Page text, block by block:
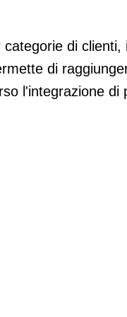
di clienti,
di
l'integrazione di